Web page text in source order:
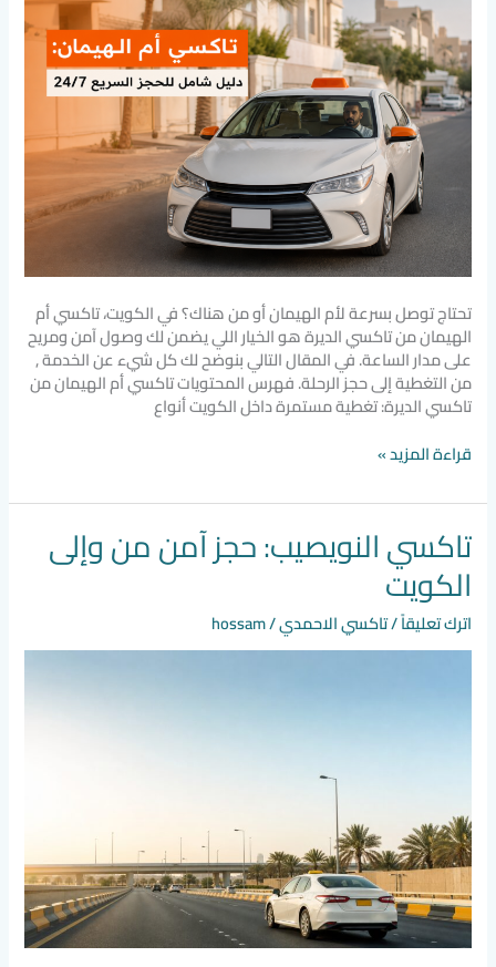
تحتاج توصل بسرعة لأم الهيمان أو من هناك؟ في الكويت، تاكسي أم
الهيمان من تاكسي الديرة هو الخيار اللي يضمن لك وصول آمن ومريح
على مدار الساعة. في المقال التالي بنوضح لك كل شيء عن الخدمة ,
من التغطية إلى حجز الرحلة. فهرس المحتويات تاكسي أم الهيمان من
تاكسي الديرة: تغطية مستمرة داخل الكويت أنواع
السريع
24/7
قراءة المزيد »
تاكسي النويصيب: حجز آمن من وإلى
الكويت
اترك تعليقاً/تاكسي الاحمدي/
hossam
تاكسي
النويصيب:
حجز
من
وإلى